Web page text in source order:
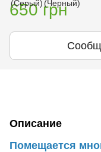
650 грн
Описание
Помещается